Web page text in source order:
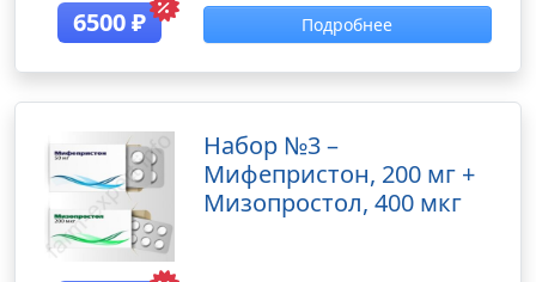
6500₽ Подробнее
Набор №3 –
Мифепристон, 200 мг +
Мизопростол, 400 мкг